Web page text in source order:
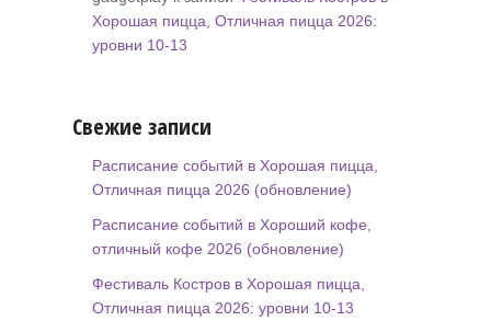
Хорошая пицца, Отличная пицца 2026:
уровни 10-13
Свежие записи
Расписание событий в Хорошая пицца,
Отличная пицца 2026 (обновление)
Расписание событий в Хороший кофе,
отличный кофе 2026 (обновление)
Фестиваль Костров в Хорошая пицца,
Отличная пицца 2026: уровни 10-13